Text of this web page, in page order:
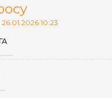
10:23